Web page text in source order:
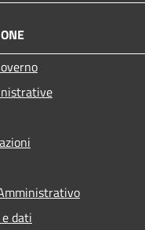
dati